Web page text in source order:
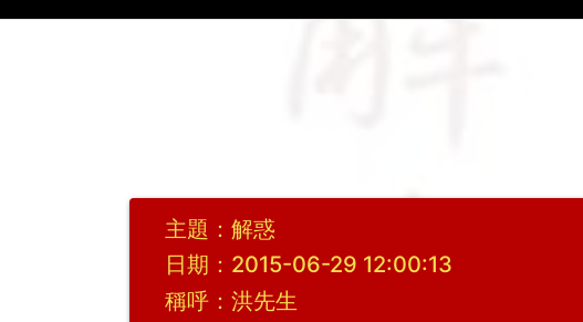
主題：解惑
日期：2015-06-29 12:00:13
稱呼：洪先生